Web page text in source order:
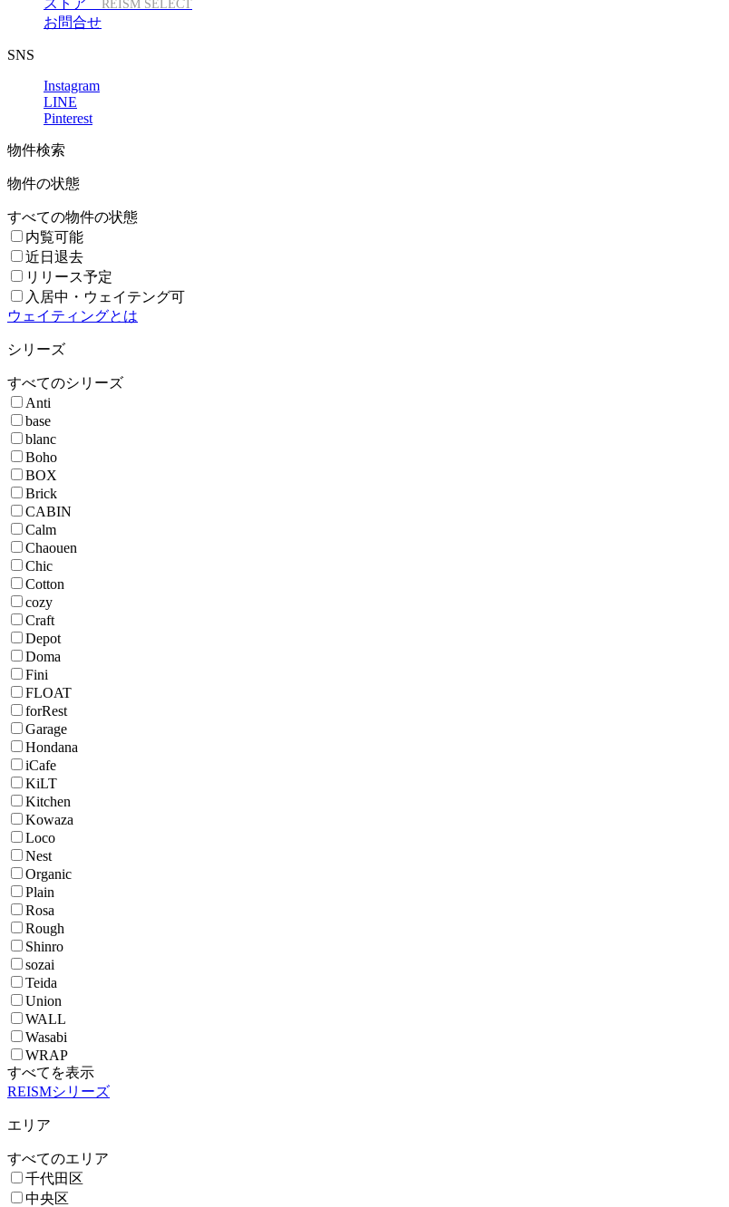
REISM SELECT
お問合せ
SNS
Instagram
LINE
Pinterest
物件検索
物件の状態
すべての物件の状態
内覧可能
近日退去
リリース予定
入居中・ウェイテング可
ウェイティングとは
シリーズ
すべてのシリーズ
Anti
base
blanc
Boho
BOX
Brick
CABIN
Calm
Chaouen
Chic
Cotton
cozy
Craft
Depot
Doma
Fini
FLOAT
forRest
Garage
Hondana
iCafe
KiLT
Kitchen
Kowaza
Loco
Nest
Organic
Plain
Rosa
Rough
Shinro
sozai
Teida
Union
WALL
Wasabi
WRAP
すべてを表示
REISMシリーズ
エリア
すべてのエリア
千代田区
中央区